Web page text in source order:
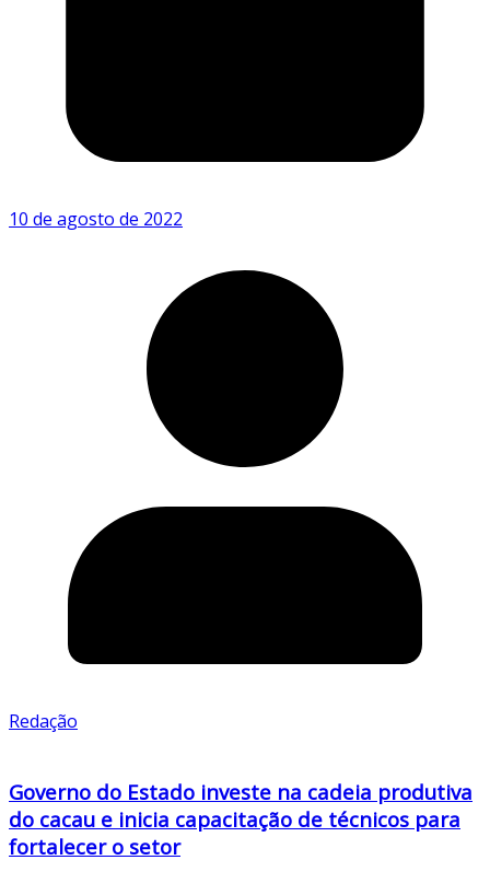
10 de agosto de 2022
Redação
Governo do Estado investe na cadeia produtiva
do cacau e inicia capacitação de técnicos para
fortalecer o setor